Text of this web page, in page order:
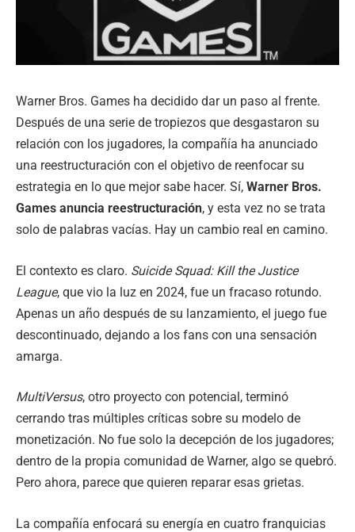
Warner Bros. Games ha decidido dar un paso al frente.
Después de una serie de tropiezos que desgastaron su
relación con los jugadores, la compañía ha anunciado
una reestructuración con el objetivo de reenfocar su
estrategia en lo que mejor sabe hacer. Sí, Warner Bros.
Games anuncia reestructuración, y esta vez no se trata
solo de palabras vacías. Hay un cambio real en camino.
El contexto es claro. Suicide Squad: Kill the Justice
League, que vio la luz en 2024, fue un fracaso rotundo.
Apenas un año después de su lanzamiento, el juego fue
descontinuado, dejando a los fans con una sensación
amarga.
MultiVersus, otro proyecto con potencial, terminó
cerrando tras múltiples críticas sobre su modelo de
monetización. No fue solo la decepción de los jugadores;
dentro de la propia comunidad de Warner, algo se quebró.
Pero ahora, parece que quieren reparar esas grietas.
La compañía enfocará su energía en cuatro franquicias